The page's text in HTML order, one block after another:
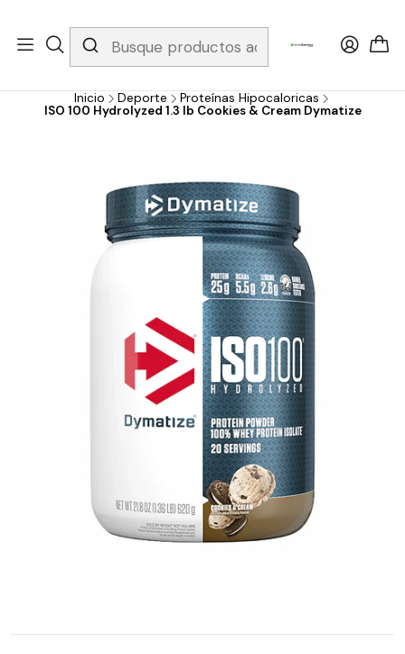
Whatsapp 3229079958/ Fijo 6019251796 / Envios a todo el país y
gratis apartir de 199.000!
Inicio Deporte
Proteínas Hipocaloricas
ISO 100 Hydrolyzed 1.3 lb Cookies & Cream Dymatize